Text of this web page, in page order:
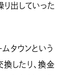
出していった
タウンという
したり、換金